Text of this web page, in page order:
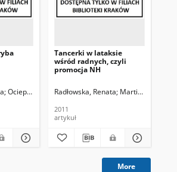
Ociepa, Jakub. Fot.
Tancerki w lataksie
wśród radnych, czyli
promocja NH
Radłowska, Renata Martini-Kielan,
2011
artykuł
More